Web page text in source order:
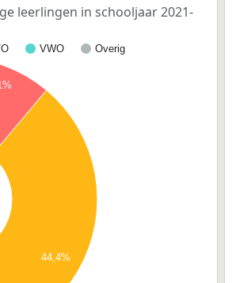
leerlingen in schooljaar 2021-
VWO Overig
44,4%